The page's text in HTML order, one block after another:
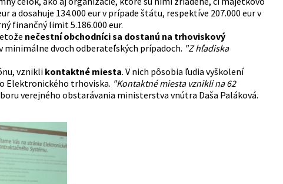
dosahuje 134.000 eur v prípade štátu, respektíve 207.000 eur v
finančný limit 5.186.000 eur.
nečestní obchodníci sa dostanú na trhoviskový
dvoch odberateľských prípadoch. "Z hľadiska
vzniklikontaktné miesta. V nich pôsobia ľudia vyškolení
Elektronického trhoviska. "Kontaktné miesta vznikli na 62
verejného obstarávania ministerstva vnútra Daša Paláková.